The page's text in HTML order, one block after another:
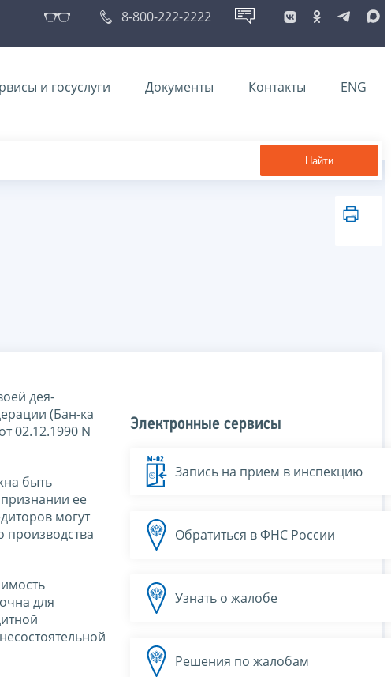
8-800-222-2222
и госуслуги Документы Контакты ENG
Найти
дея-
(Бан-ка
02.12.1990 N
быть
ее
могут
производства
для
Электронные сервисы
Запись на прием в инспекцию
Обратиться в ФНС России
Узнать о жалобе
Решения по жалобам